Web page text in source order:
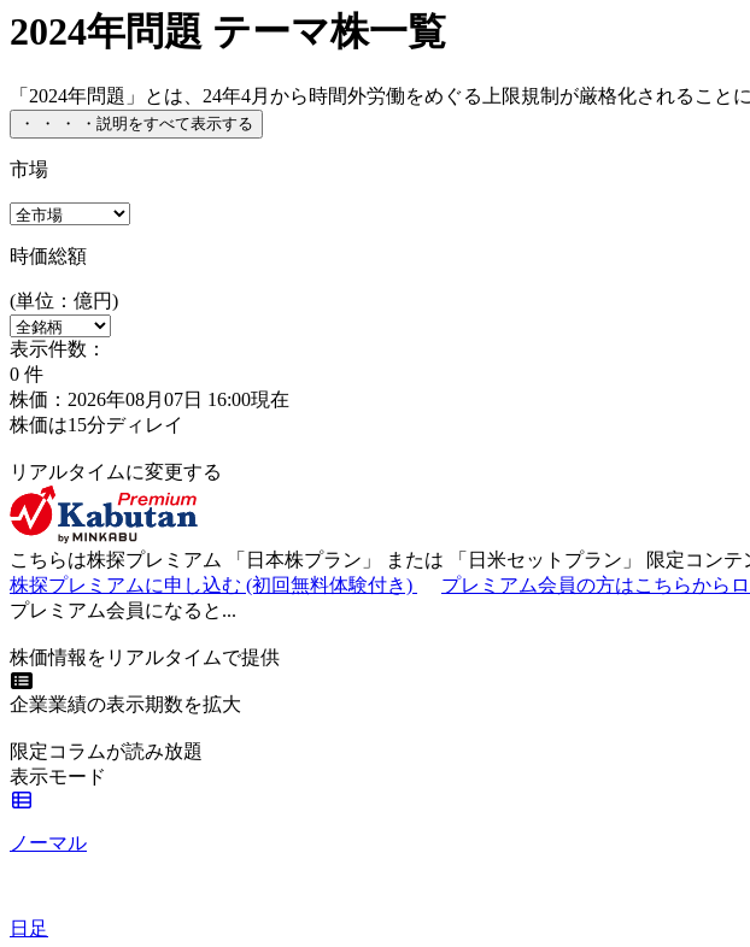
2024年問題 テーマ株一覧
「2024年問題」とは、24年4月から時間外労働をめぐる上限規制が厳格化されるこ
・ ・ ・ ・ 説明をすべて表示する
市場
時価総額
(単位：億円)
表示件数：
0 件
株価：2026年08月07日 16:00現在
株価は15分ディレイ
リアルタイムに変更する
こちらは株探プレミアム 「 日本株プラン 」 または 「 日米セットプラン 」 限定コンテ
株探プレミアムに申し込む (初回無料体験付き)
プレミアム会員の方はこちらから
プレミアム会員になると...
株価情報をリアルタイムで提供
企業業績の表示期数を拡大
限定コラムが読み放題
表示モード
ノーマル
日足